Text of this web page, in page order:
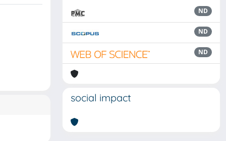
ND
ND
ND
social impact